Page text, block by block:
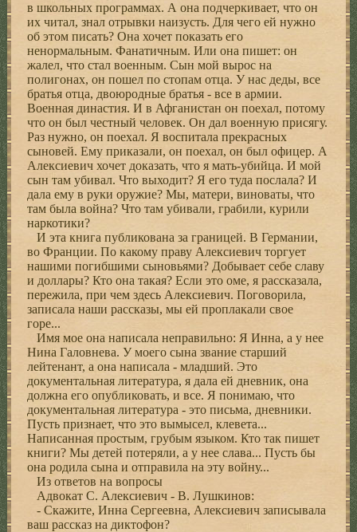
в школьных программах. А она подчеркивает, что он
их читал, знал отрывки наизусть. Для чего ей нужно
об этом писать? Она хочет показать его
ненормальным. Фанатичным. Или она пишет: он
жалел, что стал военным. Сын мой вырос на
полигонах, он пошел по стопам отца. У нас деды, все
братья отца, двоюродные братья - все в армии.
Военная династия. И в Афганистан он поехал, потому
что он был честный человек. Он дал военную присягу.
Раз нужно, он поехал. Я воспитала прекрасных
сыновей. Ему приказали, он поехал, он был офицер. А
Алексиевич хочет доказать, что я мать-убийца. И мой
сын там убивал. Что выходит? Я его туда послала? И
дала ему в руки оружие? Мы, матери, виноваты, что
там была война? Что там убивали, грабили, курили
наркотики?
И эта книга публикована за границей. В Германии,
во Франции. По какому праву Алексиевич торгует
нашими погибшими сыновьями? Добывает себе славу
и доллары? Кто она такая? Если это оме, я рассказала,
пережила, при чем здесь Алексиевич. Поговорила,
записала наши рассказы, мы ей проплакали свое
горе...
Имя мое она написала неправильно: Я Инна, а у нее
Нина Галовнева. У моего сына звание старший
лейтенант, а она написала - младший. Это
документальная литература, я дала ей дневник, она
должна его опубликовать, и все. Я понимаю, что
документальная литература - это письма, дневники.
Пусть признает, что это вымысел, клевета...
Написанная простым, грубым языком. Кто так пишет
книги? Мы детей потеряли, а у нее слава... Пусть бы
она родила сына и отправила на эту войну...
Из ответов на вопросы
Адвокат С. Алексиевич - В. Лушкинов:
- Скажите, Инна Сергеевна, Алексиевич записывала
ваш рассказ на диктофон?